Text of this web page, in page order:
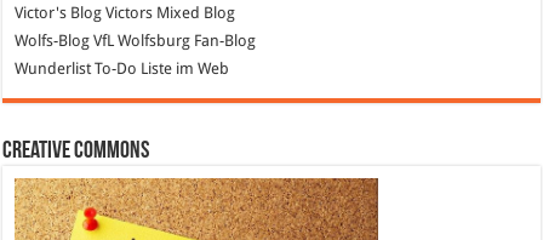
Victor's Blog Victors Mixed Blog
Wolfs-Blog VfL Wolfsburg Fan-Blog
Wunderlist To-Do Liste im Web
Creative Commons